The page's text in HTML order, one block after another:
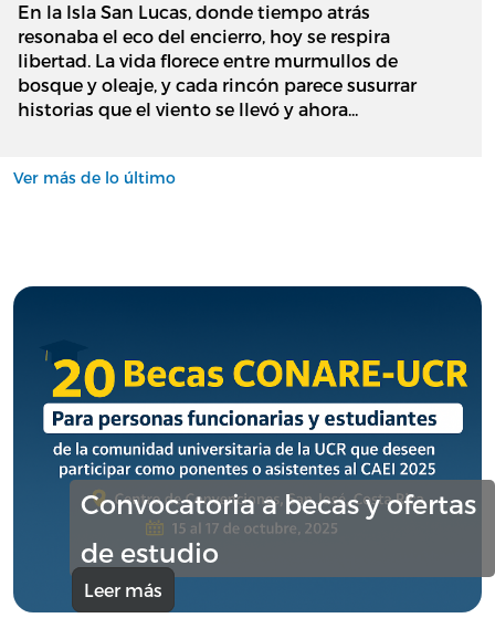
En la Isla San Lucas, donde tiempo atrás
resonaba el eco del encierro, hoy se respira
libertad. La vida florece entre murmullos de
bosque y oleaje, y cada rincón parece susurrar
historias que el viento se llevó y ahora...
Ver más de lo último
Convocatoria a becas y ofertas
de estudio
Leer más